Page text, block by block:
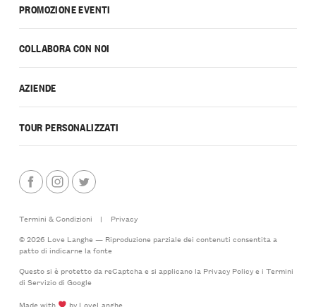
PROMOZIONE EVENTI
COLLABORA CON NOI
AZIENDE
TOUR PERSONALIZZATI
Termini & Condizioni |
Privacy
© 2026 Love Langhe — Riproduzione parziale dei contenuti consentita a
patto di indicarne la fonte
Questo si è protetto da reCaptcha e si applicano la Privacy Policye i Termini
di Serviziodi Google
Made with
by LoveLanghe